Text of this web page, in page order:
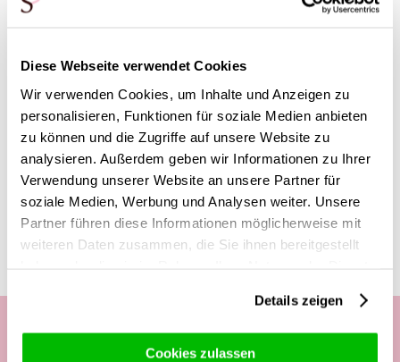
Diese Webseite verwendet Cookies
Wir verwenden Cookies, um Inhalte und Anzeigen zu
personalisieren, Funktionen für soziale Medien anbieten
zu können und die Zugriffe auf unsere Website zu
analysieren. Außerdem geben wir Informationen zu Ihrer
Verwendung unserer Website an unsere Partner für
soziale Medien, Werbung und Analysen weiter. Unsere
Partner führen diese Informationen möglicherweise mit
weiteren Daten zusammen, die Sie ihnen bereitgestellt
Details zeigen
Cookies zulassen
*Diese Rosen haben ihre Farbe durch blauer Tinte. Wenn
erscheinen, auch das ist auf den Färbeprozess
zurückzuführen und lässt sich nicht vermeiden. Das hat aber
keinen Effekt auf die Haltbarkeit der Rosen in der Vase.
Diese Produkte könnten dich auch
interessieren